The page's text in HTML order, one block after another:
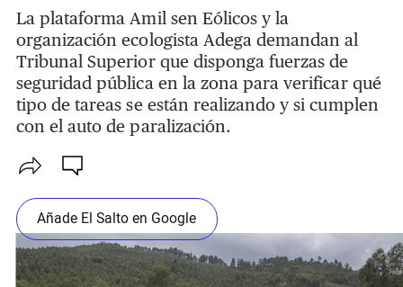
La plataforma Amil sen Eólicos y la
organización ecologista Adega demandan al
Tribunal Superior que disponga fuerzas de
seguridad pública en la zona para verificar qué
tipo de tareas se están realizando y si cumplen
con el auto de paralización.
Añade El Salto en Google